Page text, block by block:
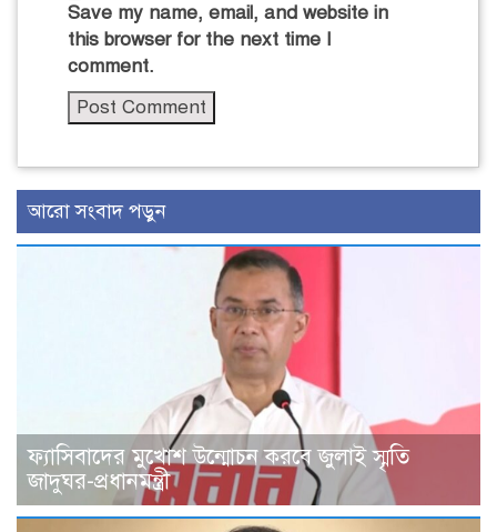
Save my name, email, and website in
this browser for the next time I
comment.
আরো সংবাদ পড়ুন
ফ্যাসিবাদের মুখোশ উন্মোচন করবে জুলাই স্মৃতি
জাদুঘর-প্রধানমন্ত্রী